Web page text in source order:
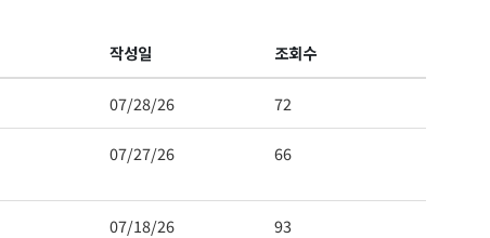
작성일 조회수
07/28/26 72
07/27/26 66
07/18/26 93
at any time
Contact.